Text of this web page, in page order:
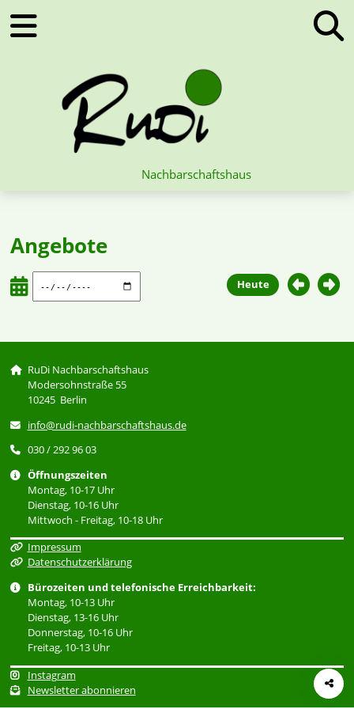
Nachbarschaftshaus
Angebote
Heute
RuDi Nachbarschaftshaus
Modersohnstraße 55
10245 Berlin
info@rudi-nachbarschaftshaus.de
030 / 292 96 03
Öffnungszeiten
Montag, 10-17 Uhr
Dienstag, 10-16 Uhr
Mittwoch - Freitag, 10-18 Uhr
Impressum
Datenschutzerklärung
Bürozeiten und telefonische Erreichbarkeit:
Montag, 10-13 Uhr
Dienstag, 13-16 Uhr
Donnerstag, 10-16 Uhr
Freitag, 10-13 Uhr
Instagram
Newsletter abonnieren